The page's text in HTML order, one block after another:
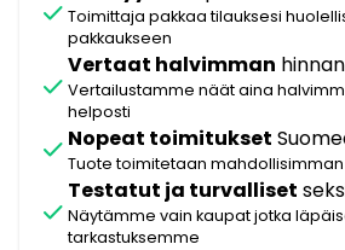
check Toimittaja pakkaa tilauksesi
pakkaukseen
check
Vertaat halvimman
Vertailustamme näät aina
helposti
check Nopeat toimitukset
Tuote toimitetaan
check
Testatut ja turvalliset
Näytämme vain kaupat jotka
tarkastuksemme